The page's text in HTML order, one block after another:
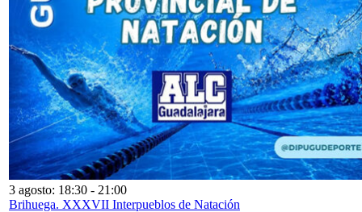
3 agosto: 18:30 - 21:00
Brihuega. XXXVII Interpueblos de Natación